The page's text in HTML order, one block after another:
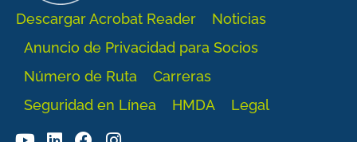
Descargar Acrobat Reader
Noticias
Anuncio de Privacidad para Socios
Número de Ruta
Carreras
Seguridad en Línea
HMDA Legal